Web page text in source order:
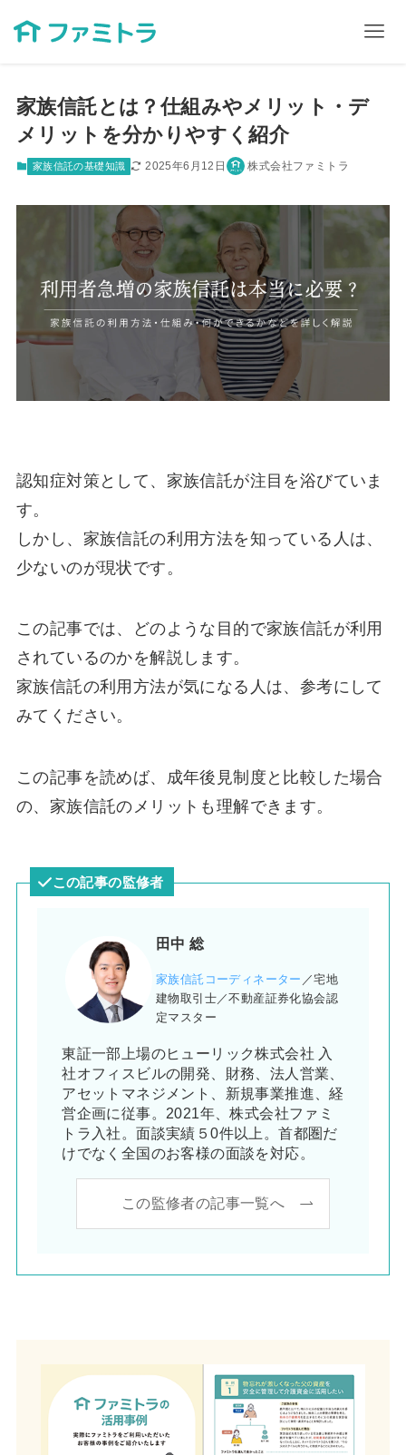
家族信託とは？仕組みやメリット・デ
メリットを分かりやすく紹介
家族信託の基礎知識 2025年6月12日 株式会社ファミトラ
認知症対策として、家族信託が注目を浴びていま
す。
しかし、家族信託の利用方法を知っている人は、
少ないのが現状です。
この記事では、どのような目的で家族信託が利用
されているのかを解説します。
家族信託の利用方法が気になる人は、参考にして
みてください。
この記事を読めば、成年後見制度と比較した場合
の、家族信託のメリットも理解できます。
この記事の監修者
田中 総
家族信託コーディネーター ／宅地
建物取引士／不動産証券化協会認
定マスター
東証一部上場のヒューリック株式会社 入
社オフィスビルの開発、財務、法人営業、
アセットマネジメント、新規事業推進、経
営企画に従事。2021年、株式会社ファミ
トラ入社。面談実績５0件以上。首都圏だ
けでなく全国のお客様の面談を対応。
この監修者の記事一覧へ